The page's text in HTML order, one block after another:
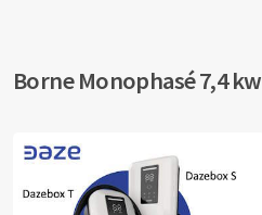
Borne Monophasé 7,4 kw